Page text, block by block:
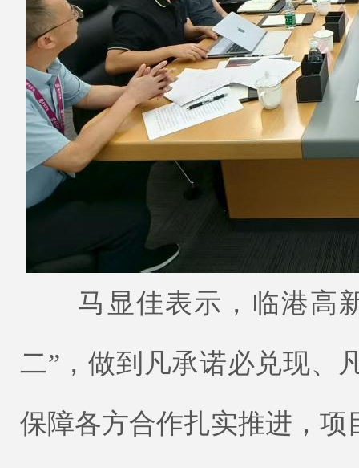
马显佳表示，临港高新
二”，做到凡承诺必兑现、
保障各方合作扎实推进，项